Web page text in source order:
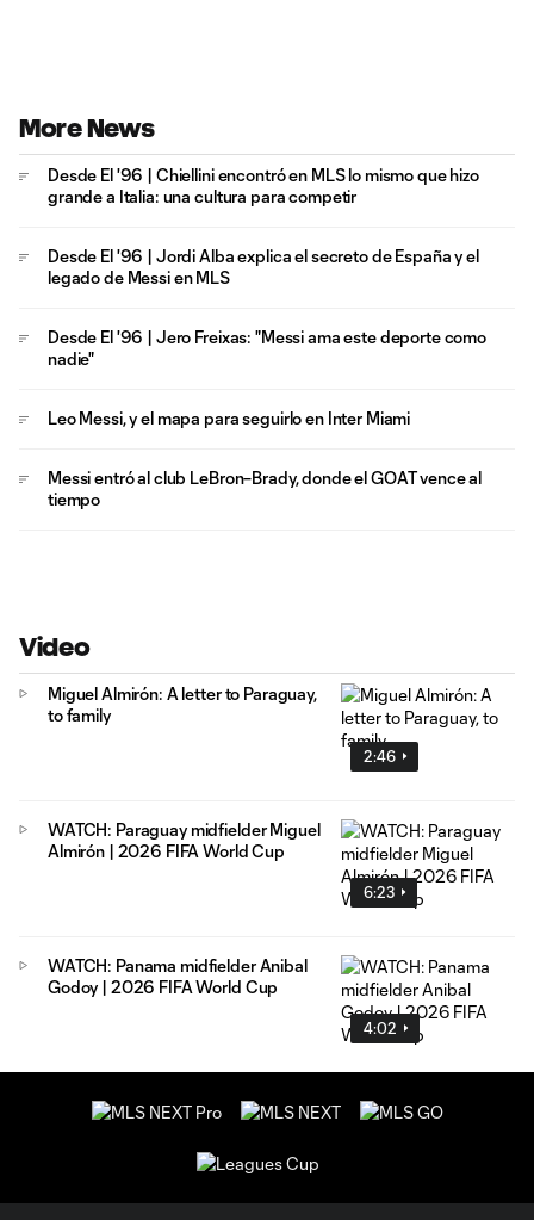
More News
Desde El '96 | Chiellini encontró en MLS lo mismo que hizo
grande a Italia: una cultura para competir
Desde El '96 | Jordi Alba explica el secreto de España y el
legado de Messi en MLS
Desde El '96 | Jero Freixas: "Messi ama este deporte como
nadie"
Leo Messi, y el mapa para seguirlo en Inter Miami
Messi entró al club LeBron–Brady, donde el GOAT vence al
tiempo
Video
2:46
Miguel Almirón: A letter to Paraguay,
to family
6:23
WATCH: Paraguay midfielder Miguel
Almirón | 2026 FIFA World Cup
4:02
WATCH: Panama midfielder Anibal
Godoy | 2026 FIFA World Cup